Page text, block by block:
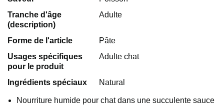
Tranche d'âge
(description)
Adulte
Forme de l'article
Pâte
Usages spécifiques
pour le produit
Adulte chat
Ingrédients spéciaux Natural
Nourriture humide pour chat dans une succulente sauce